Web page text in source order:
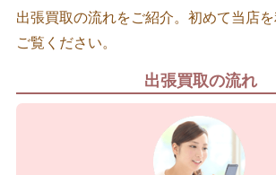
出張買取の流れをご紹介。初めて当店
ご覧ください。
出張買取の流れ